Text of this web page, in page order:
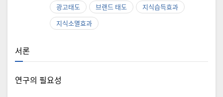
광고태도
브랜드 태도
지식습득효과
지식소멸효과
서론
연구의 필요성